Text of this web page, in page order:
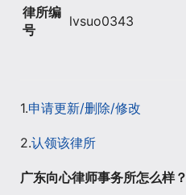
律所编
号
lvsuo0343
1.申请更新/删除/修改
2.认领该律所
广东向心律师事务所怎么样？